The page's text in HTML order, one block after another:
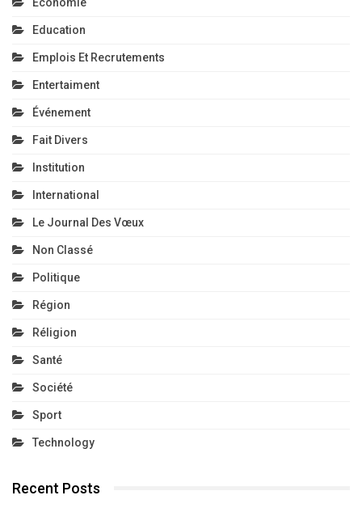
Education
Emplois Et Recrutements
Entertaiment
Événement
Fait Divers
Institution
International
Le Journal Des Vœux
Non Classé
Politique
Région
Réligion
Santé
Société
Sport
Technology
Recent Posts